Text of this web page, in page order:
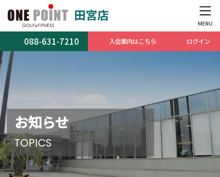
ン
へ
ス
キ
ッ
プ
ー
ョ
ン
に
移
動
088-631-7210 入会案内はこちら ログイン
お知らせ
TOPICS